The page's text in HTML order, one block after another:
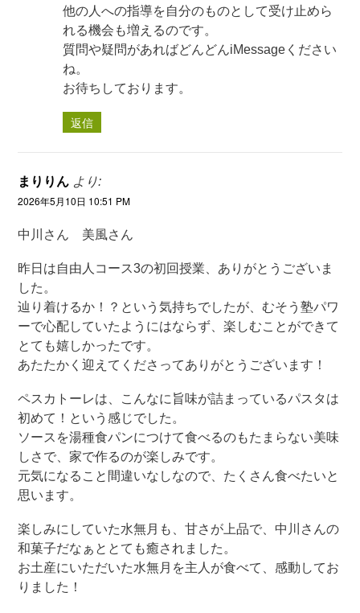
他の人への指導を自分のものとして受け止めら
れる機会も増えるのです。
質問や疑問があればどんどんiMessageください
ね。
お待ちしております。
返信
まりりん より:
2026年5月10日 10:51 PM
中川さん 美風さん
昨日は自由人コース3の初回授業、ありがとうございま
した。
辿り着けるか！？という気持ちでしたが、むそう塾パワ
ーで心配していたようにはならず、楽しむことができて
とても嬉しかったです。
あたたかく迎えてくださってありがとうございます！
ペスカトーレは、こんなに旨味が詰まっているパスタは
初めて！という感じでした。
ソースを湯種食パンにつけて食べるのもたまらない美味
しさで、家で作るのが楽しみです。
元気になること間違いなしなので、たくさん食べたいと
思います。
楽しみにしていた水無月も、甘さが上品で、中川さんの
和菓子だなぁととても癒されました。
お土産にいただいた水無月を主人が食べて、感動してお
りました！